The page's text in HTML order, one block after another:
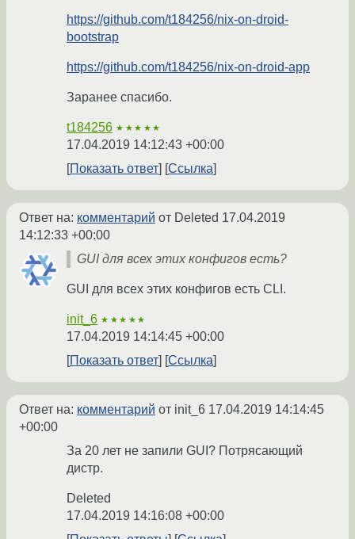
https://github.com/t184256/nix-on-droid-
bootstrap
https://github.com/t184256/nix-on-droid-app
Заранее спасибо.
t184256 ★★★★★
17.04.2019 14:12:43 +00:00
Показать ответ
Ссылка
Ответ на: комментарий от Deleted 17.04.2019
14:12:33 +00:00
GUI для всех этих конфигов есть?
GUI для всех этих конфигов есть CLI.
init_6 ★★★★★
17.04.2019 14:14:45 +00:00
Показать ответ
Ссылка
Ответ на: комментарий от init_6 17.04.2019 14:14:45
+00:00
За 20 лет не запили GUI? Потрясающий
дистр.
Deleted
17.04.2019 14:16:08 +00:00